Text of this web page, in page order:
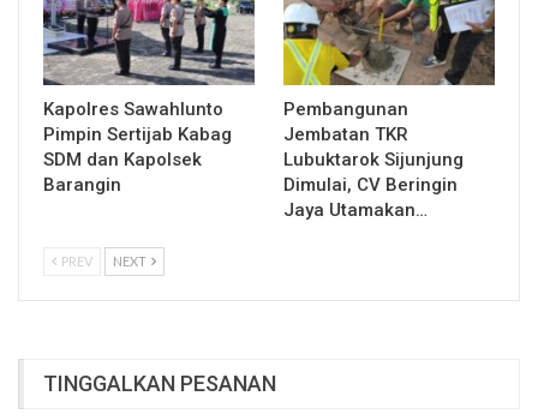
Kapolres Sawahlunto
Pimpin Sertijab Kabag
SDM dan Kapolsek
Barangin
Pembangunan
Jembatan TKR
Lubuktarok Sijunjung
Dimulai, CV Beringin
Jaya Utamakan…
PREV NEXT
TINGGALKAN PESANAN